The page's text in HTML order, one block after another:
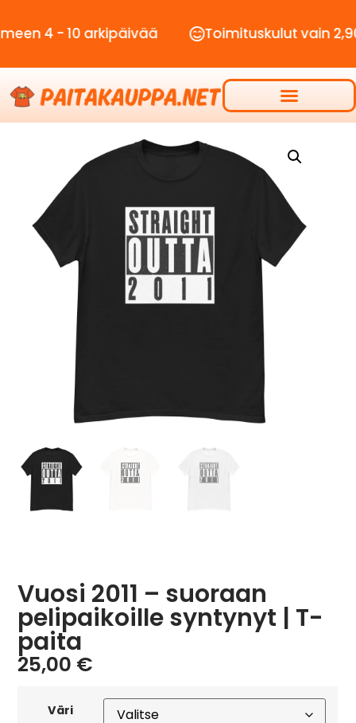
- 10 arkipäivää Toimituskulut vain 2,90€
Vuosi 2011 – suoraan
pelipaikoille syntynyt | T-
paita
25,00 €
Väri